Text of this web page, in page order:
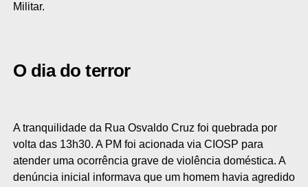
Militar.
O dia do terror
A tranquilidade da Rua Osvaldo Cruz foi quebrada por
volta das 13h30. A PM foi acionada via CIOSP para
atender uma ocorrência grave de violência doméstica. A
denúncia inicial informava que um homem havia agredido